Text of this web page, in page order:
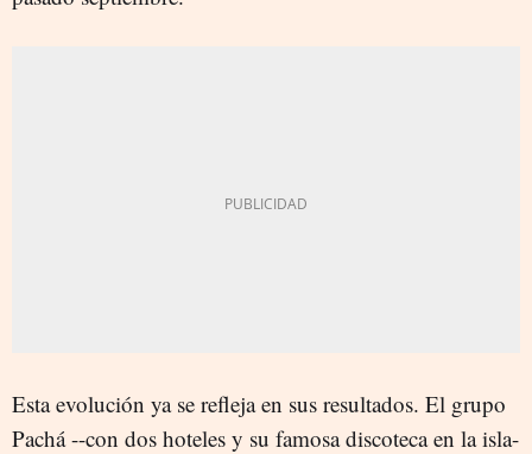
Esta evolución ya se refleja en sus resultados. El grupo
Pachá --con dos hoteles y su famosa discoteca en la isla-